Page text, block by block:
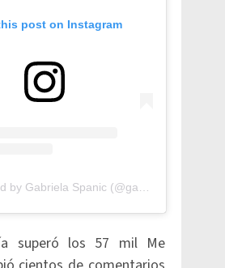
post on Instagram
A post shared by Gabriela Spanic (@gabyspanictv)
superó los 57 mil Me